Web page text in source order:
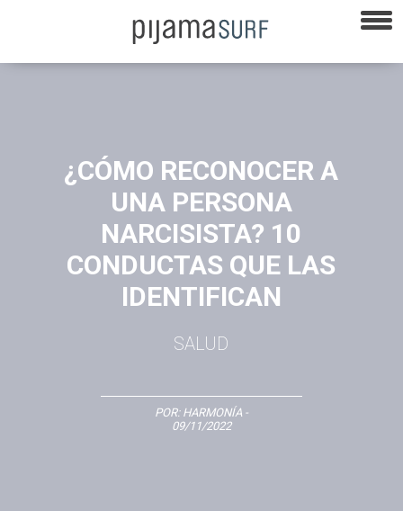
¿CÓMO RECONOCER A
UNA PERSONA
NARCISISTA? 10
CONDUCTAS QUE LAS
IDENTIFICAN
SALUD
POR: HARMONÍA-
09/11/2022